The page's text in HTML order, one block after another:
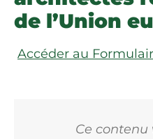
de l’Union
Accéder au
Ce contenu